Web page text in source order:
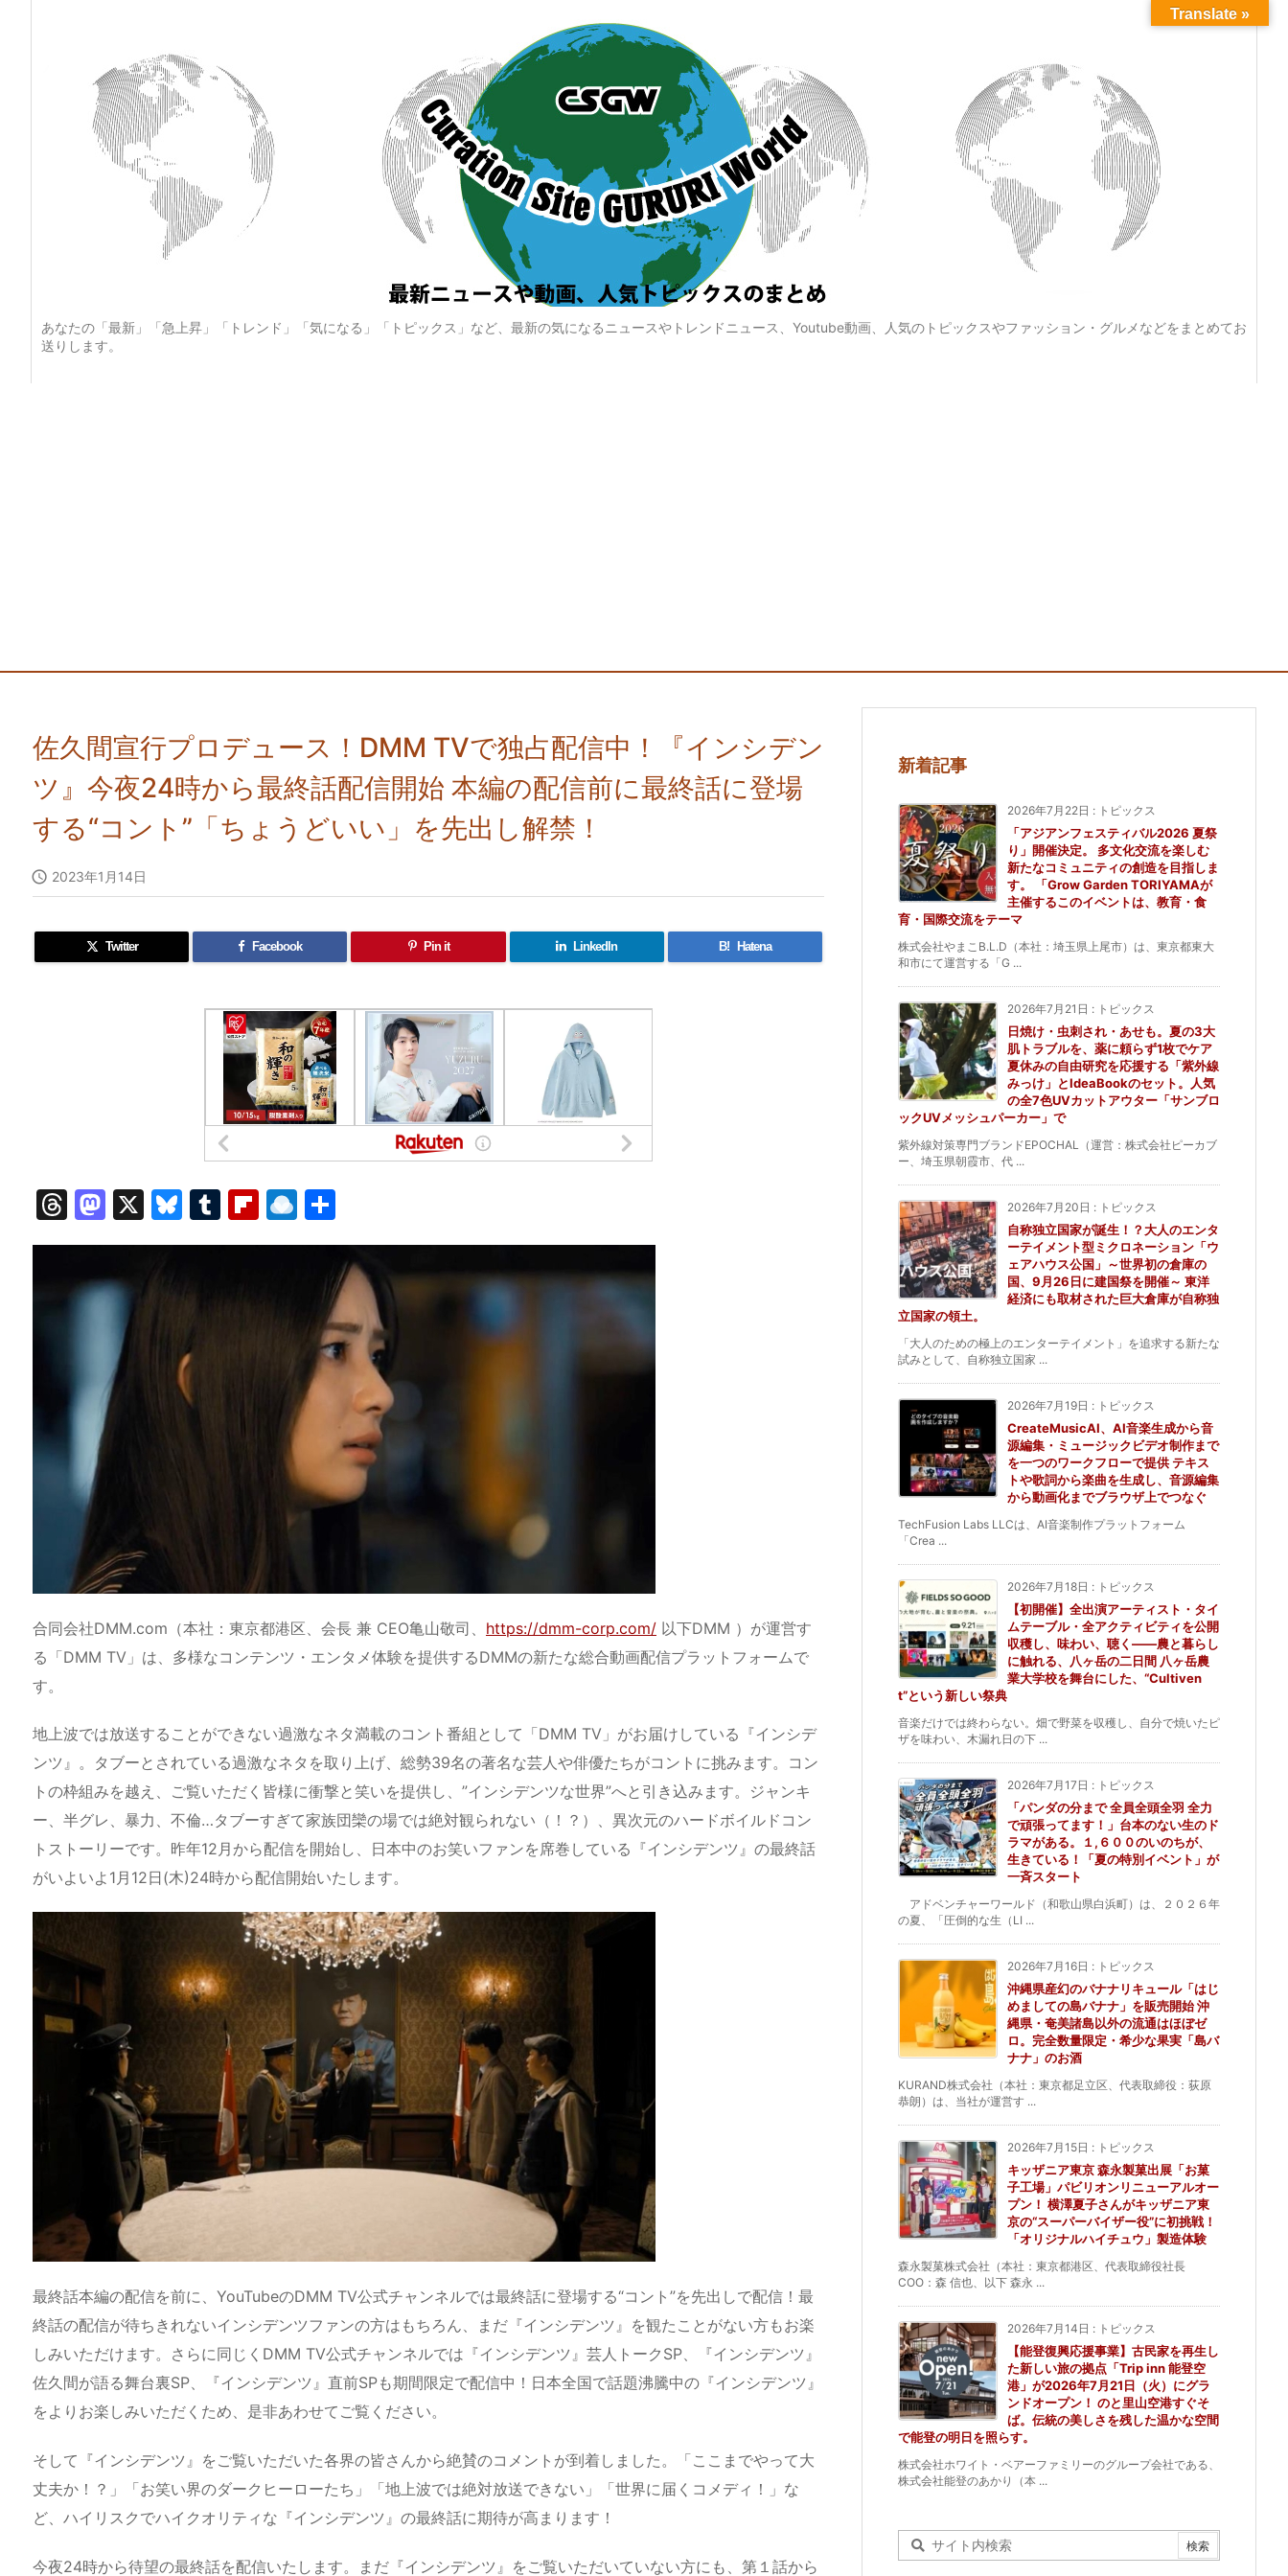
あなたの「最新」「急上昇」「トレンド」「気になる」「トピックス」など、最新の気になるニュースやトレンドニュース、Youtube動画、人気のトピックスやファッション・グルメなどをまとめてお
送りします。
佐久間宣行プロデュース！DMM TVで独占配信中！『インシデン
ツ』今夜24時から最終話配信開始 本編の配信前に最終話に登場
する“コント”「ちょうどいい」を先出し解禁！
 2023年1月14日
Twitter Facebook Pin it LinkedIn B! Hatena
T
hr
a
M
a
o
d
o
n
X
Bl
u
s
k
y
T
u
bl
Fl
ip
ar
R
ai
dr
o
p.
io
有
合同会社DMM.com（本社：東京都港区、会長 兼 CEO亀山敬司、 https://dmm-corp.com/ 以下DMM ）が運営す
る「DMM TV」は、多様なコンテンツ・エンタメ体験を提供するDMMの新たな総合動画配信プラットフォームで
す。
地上波では放送することができない過激なネタ満載のコント番組として「DMM TV」がお届けしている『インシデ
ンツ』。タブーとされている過激なネタを取り上げ、総勢39名の著名な芸人や俳優たちがコントに挑みます。コン
トの枠組みを越え、ご覧いただく皆様に衝撃と笑いを提供し、”インシデンツな世界”へと引き込みます。ジャンキ
ー、半グレ、暴力、不倫…タブーすぎて家族団欒の場では絶対観られない（！？）、異次元のハードボイルドコン
トストーリーです。昨年12月から配信を開始し、日本中のお笑いファンを席巻している『インシデンツ』の最終話
がいよいよ1月12日(木)24時から配信開始いたします。
最終話本編の配信を前に、YouTubeのDMM TV公式チャンネルでは最終話に登場する“コント”を先出しで配信！最
終話の配信が待ちきれないインシデンツファンの方はもちろん、まだ『インシデンツ』を観たことがない方もお楽
しみいただけます。さらに同じくDMM TV公式チャンネルでは『インシデンツ』芸人トークSP、『インシデンツ』
佐久間が語る舞台裏SP、『インシデンツ』直前SPも期間限定で配信中！日本全国で話題沸騰中の『インシデンツ』
をよりお楽しみいただくため、是非あわせてご覧ください。
そして『インシデンツ』をご覧いただいた各界の皆さんから絶賛のコメントが到着しました。「ここまでやって大
丈夫か！？」「お笑い界のダークヒーローたち」「地上波では絶対放送できない」「世界に届くコメディ！」な
ど、ハイリスクでハイクオリティな『インシデンツ』の最終話に期待が高まります！
今夜24時から待望の最終話を配信いたします。まだ『インシデンツ』をご覧いただいていない方にも、第１話から
新着記事
2026年7月22日 : トピックス
「アジアンフェスティバル2026 夏祭
り」開催決定。 多文化交流を楽しむ
新たなコミュニティの創造を目指しま
す。 「Grow Garden TORIYAMAが
主催するこのイベントは、教育・食
育・国際交流をテーマ
株式会社やまこB.L.D（本社：埼玉県上尾市）は、東京都東大
和市にて運営する「G ...
2026年7月21日 : トピックス
日焼け・虫刺され・あせも。夏の3大
肌トラブルを、薬に頼らず1枚でケア
夏休みの自由研究を応援する「紫外線
みっけ」とIdeaBookのセット。人気
の全7色UVカットアウター「サンブロ
ックUVメッシュパーカー」で
紫外線対策専門ブランドEPOCHAL（運営：株式会社ピーカブ
ー、埼玉県朝霞市、代 ...
2026年7月20日 : トピックス
自称独立国家が誕生！？大人のエンタ
ーテイメント型ミクロネーション「ウ
ェアハウス公国」～世界初の倉庫の
国、9月26日に建国祭を開催～ 東洋
経済にも取材された巨大倉庫が自称独
立国家の領土。
「大人のための極上のエンターテイメント」を追求する新たな
試みとして、自称独立国家 ...
2026年7月19日 : トピックス
CreateMusicAI、AI音楽生成から音
源編集・ミュージックビデオ制作まで
を一つのワークフローで提供 テキス
トや歌詞から楽曲を生成し、音源編集
から動画化までブラウザ上でつなぐ
TechFusion Labs LLCは、AI音楽制作プラットフォーム
「Crea ...
2026年7月18日 : トピックス
【初開催】全出演アーティスト・タイ
ムテーブル・全アクティビティを公開
収穫し、味わい、聴く——農と暮らし
に触れる、八ヶ岳の二日間 八ヶ岳農
業大学校を舞台にした、“Cultiven
t”という新しい祭典
音楽だけでは終わらない。畑で野菜を収穫し、自分で焼いたピ
ザを味わい、木漏れ日の下 ...
2026年7月17日 : トピックス
「パンダの分まで 全員全頭全羽 全力
で頑張ってます！」台本のない生のド
ラマがある。１,６００のいのちが、
生きている！「夏の特別イベント」が
一斉スタート
アドベンチャーワールド（和歌山県白浜町）は、２０２６年
の夏、「圧倒的な生（LI ...
2026年7月16日 : トピックス
沖縄県産幻のバナナリキュール「はじ
めましての島バナナ」を販売開始 沖
縄県・奄美諸島以外の流通はほぼゼ
ロ。完全数量限定・希少な果実「島バ
ナナ」のお酒
KURAND株式会社（本社：東京都足立区、代表取締役：荻原
恭朗）は、当社が運営す ...
2026年7月15日 : トピックス
キッザニア東京 森永製菓出展「お菓
子工場」パビリオンリニューアルオー
プン！ 横澤夏子さんがキッザニア東
京の“スーパーバイザー役”に初挑戦！
「オリジナルハイチュウ」製造体験
森永製菓株式会社（本社：東京都港区、代表取締役社長
COO：森 信也、以下 森永 ...
2026年7月14日 : トピックス
【能登復興応援事業】古民家を再生し
た新しい旅の拠点「Trip inn 能登空
港」が2026年7月21日（火）にグラ
ンドオープン！ のと里山空港すぐそ
ば。伝統の美しさを残した温かな空間
で能登の明日を照らす。
株式会社ホワイト・ベアーファミリーのグループ会社である、
株式会社能登のあかり（本 ...
Translate »